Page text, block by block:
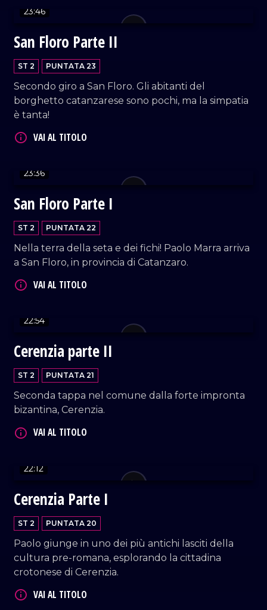
23:46
San Floro Parte II
ST 2 PUNTATA 23
Secondo giro a San Floro. Gli abitanti del
borghetto catanzarese sono pochi, ma la simpatia
è tanta!
23:36
San Floro Parte I
ST 2 PUNTATA 22
Nella terra della seta e dei fichi! Paolo Marra arriva
a San Floro, in provincia di Catanzaro.
22:54
Cerenzia parte II
ST 2 PUNTATA 21
Seconda tappa nel comune dalla forte impronta
bizantina, Cerenzia.
22:12
Cerenzia Parte I
ST 2 PUNTATA 20
Paolo giunge in uno dei più antichi lasciti della
cultura pre-romana, esplorando la cittadina
crotonese di Cerenzia.
VAI AL TITOLO
VAI AL TITOLO
VAI AL TITOLO
VAI AL TITOLO
VAI AL TITOLO